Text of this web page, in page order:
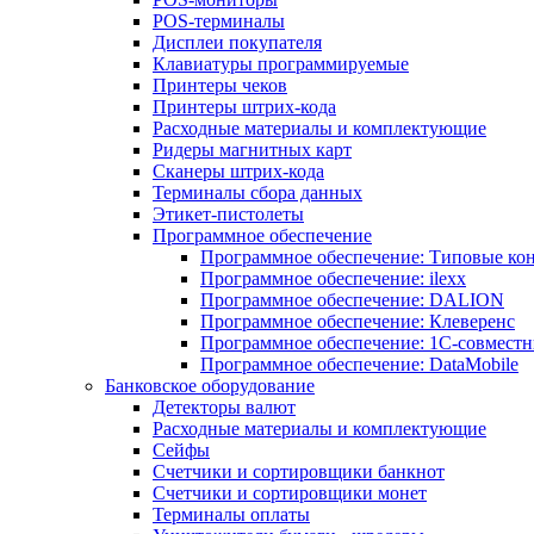
POS-терминалы
Дисплеи покупателя
Клавиатуры программируемые
Принтеры чеков
Принтеры штрих-кода
Расходные материалы и комплектующие
Ридеры магнитных карт
Сканеры штрих-кода
Терминалы сбора данных
Этикет-пистолеты
Программное обеспечение
Программное обеспечение: Типовые
Программное обеспечение: ilexx
Программное обеспечение: DALION
Программное обеспечение: Клеверенс
Программное обеспечение: 1С-
Программное обеспечение: DataMobile
Банковское оборудование
Детекторы валют
Расходные материалы и комплектующие
Сейфы
Счетчики и сортировщики банкнот
Счетчики и сортировщики монет
Терминалы оплаты